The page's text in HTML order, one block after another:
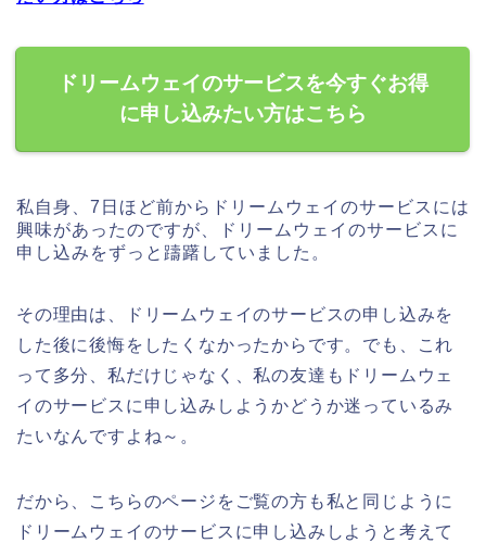
ドリームウェイのサービスを今すぐお得
に申し込みたい方はこちら
私自身、7日ほど前からドリームウェイのサービスには
興味があったのですが、ドリームウェイのサービスに
申し込みをずっと躊躇していました。
その理由は、ドリームウェイのサービスの申し込みを
した後に後悔をしたくなかったからです。でも、これ
って多分、私だけじゃなく、私の友達もドリームウェ
イのサービスに申し込みしようかどうか迷っているみ
たいなんですよね～。
だから、こちらのページをご覧の方も私と同じように
ドリームウェイのサービスに申し込みしようと考えて